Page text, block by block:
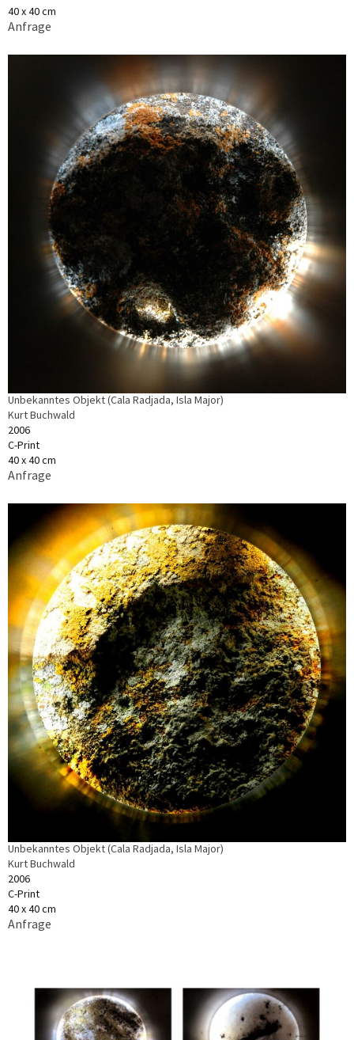
40 x 40 cm
Anfrage
Unbekanntes Objekt (Cala Radjada, Isla Major)
Kurt Buchwald
2006
C-Print
40 x 40 cm
Anfrage
Unbekanntes Objekt (Cala Radjada, Isla Major)
Kurt Buchwald
2006
C-Print
40 x 40 cm
Anfrage